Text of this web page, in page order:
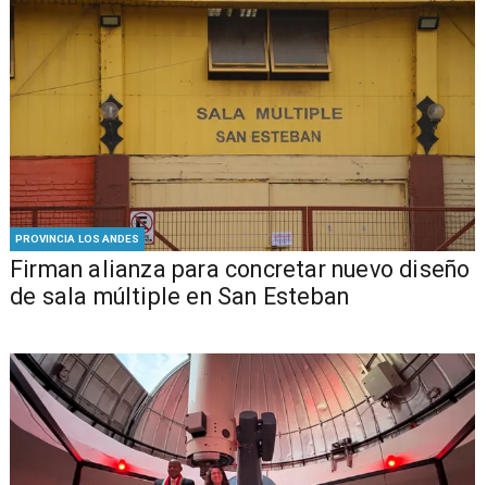
PROVINCIA LOS ANDES
​​Firman alianza para concretar nuevo diseño
de sala múltiple en San Esteban